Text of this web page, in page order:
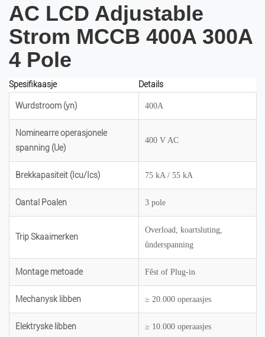
AC LCD Adjustable
Strom MCCB 400A 300A
4 Pole
Spesifikaasje Details
Wurdstroom (yn) 400A
Nominearre operasjonele
spanning (Ue)
400 V AC
Brekkapasiteit (Icu/Ics) 75 kA / 55 kA
Oantal Poalen 3 pole
Trip Skaaimerken
Overload, koartsluting,
ûnderspanning
Montage metoade Fêst of Plug-in
Mechanysk libben ≥ 20.000 operaasjes
Elektryske libben ≥ 10.000 operaasjes